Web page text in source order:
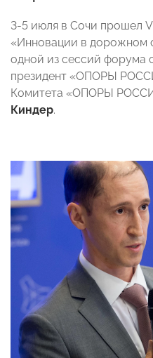
3-5 июля в Сочи прошел
«Инновации в дорожном
одной из сессий форума
президент «ОПОРЫ
Комитета «ОПОРЫ
Киндер.